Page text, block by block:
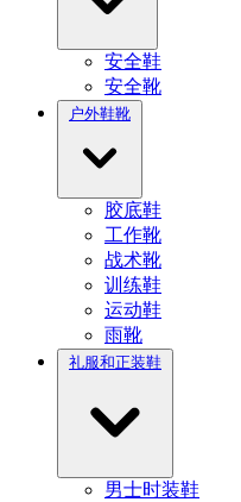
安全鞋
安全靴
户外鞋靴
胶底鞋
工作靴
战术靴
训练鞋
运动鞋
雨靴
礼服和正装鞋
男士时装鞋